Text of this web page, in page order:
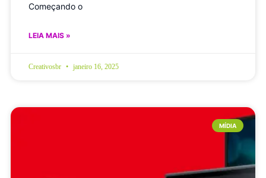
Começando o
LEIA MAIS »
Creativosbr janeiro 16, 2025
MÍDIA